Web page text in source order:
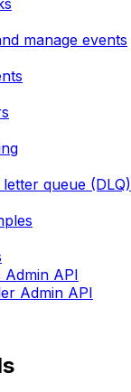
manage events
queue (DLQ)
Admin API
Admin API